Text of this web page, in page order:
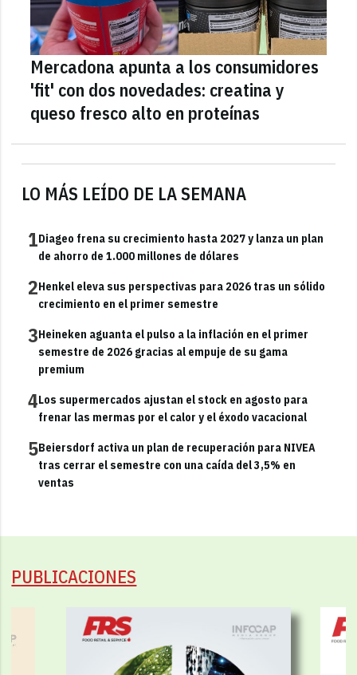
LO MÁS LEÍDO DE LA SEMANA
1Diageo frena su crecimiento hasta 2027 y lanza un plan
de ahorro de 1.000 millones de dólares
2Henkel eleva sus perspectivas para 2026 tras un sólido
crecimiento en el primer semestre
3Heineken aguanta el pulso a la inflación en el primer
semestre de 2026 gracias al empuje de su gama
premium
4Los supermercados ajustan el stock en agosto para
frenar las mermas por el calor y el éxodo vacacional
5Beiersdorf activa un plan de recuperación para NIVEA
tras cerrar el semestre con una caída del 3,5% en
ventas
Mercadona apunta a los consumidores
'fit' con dos novedades: creatina y
queso fresco alto en proteínas
PUBLICACIONES